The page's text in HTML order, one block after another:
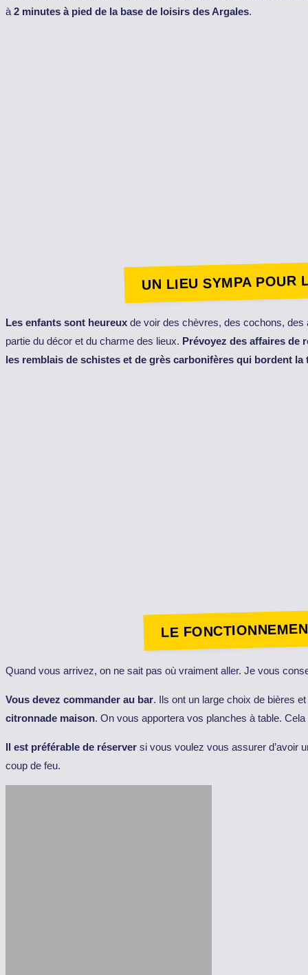
à 2 minutes à pied de la base de loisirs des Argales.
UN LIEU SYMPA POUR
Les enfants sont heureux de voir des chèvres, des cochons,
partie du décor et du charme des lieux. Prévoyez des affaires de
les remblais de schistes et de grès carbonifères qui bordent la
LE
Quand vous arrivez, on ne sait pas où vraiment aller. Je vous
Vous devez commander au bar. Ils ont un large choix de bières
citronnade maison. On vous apportera vos planches à table.
Il est préférable de réserver si vous voulez vous assurer d’avoir
coup de feu.